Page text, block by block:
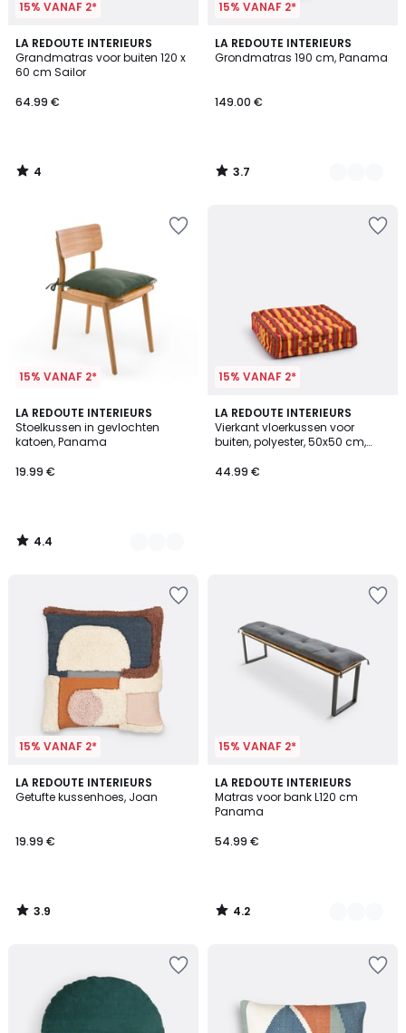
15% VANAF 2*
LA REDOUTE INTERIEURS
Grandmatras voor buiten 120 x
60 cm Sailor
64.99 €
4
/
5
4
/
15% VANAF 2*
LA REDOUTE INTERIEURS
Grondmatras 190 cm, Panama
149.00 €
3.7
/ 5
8
Kleuren
3.7
/
15% VANAF 2*
LA REDOUTE INTERIEURS
Stoelkussen in gevlochten
katoen, Panama
19.99 €
4.4
/ 5
6
Kleuren
4.4
/
15% VANAF 2*
LA REDOUTE INTERIEURS
Vierkant vloerkussen voor
buiten, polyester, 50x50 cm,
44.99 €
15% VANAF 2*
LA REDOUTE INTERIEURS
Getufte kussenhoes, Joan
19.99 €
3.9
/ 5
3.9
/
15% VANAF 2*
LA REDOUTE INTERIEURS
Matras voor bank L120 cm
Panama
54.99 €
4.2
/ 5
6
Kleuren
4.2
/